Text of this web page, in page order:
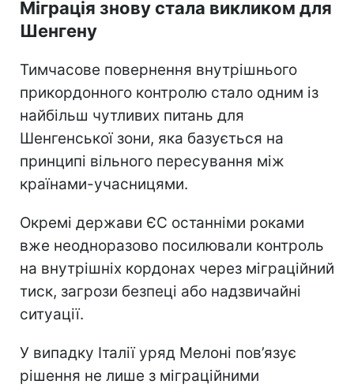
Міграція знову стала викликом для
Шенгену
Тимчасове повернення внутрішнього
прикордонного контролю стало одним із
найбільш чутливих питань для
Шенгенської зони, яка базується на
принципі вільного пересування між
країнами-учасницями.
Окремі держави ЄС останніми роками
вже неодноразово посилювали контроль
на внутрішніх кордонах через міграційний
тиск, загрози безпеці або надзвичайні
ситуації.
У випадку Італії уряд Мелоні пов’язує
рішення не лише з міграційними